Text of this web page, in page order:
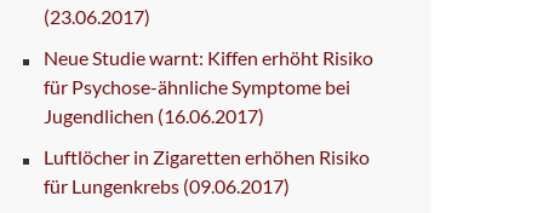
(23.06.2017)
Neue Studie warnt: Kiffen erhöht Risiko
für Psychose-ähnliche Symptome bei
Jugendlichen (16.06.2017)
Luftlöcher in Zigaretten erhöhen Risiko
für Lungenkrebs (09.06.2017)